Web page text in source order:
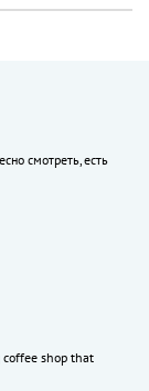
смотреть, есть
coffee shop that